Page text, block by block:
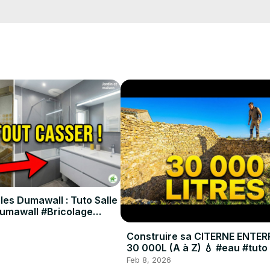
conseils pour choisir le bon emplacement, préparer le sol, et
de partager vos propres astuces en commentaire et
!
planter-cultiver-multiplier
Dumawall : Tuto Salle
#Bricolage
Construire sa CITERNE
30 000L (A à Z) 💧 #eau #tuto
Feb 8, 2026